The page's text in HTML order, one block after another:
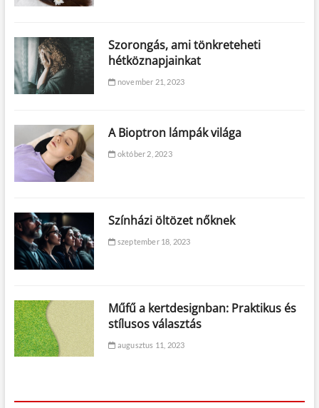
Szorongás, ami tönkreteheti
hétköznapjainkat
november 21, 2023
A Bioptron lámpák világa
október 2, 2023
Színházi öltözet nőknek
szeptember 18, 2023
Műfű a kertdesignban: Praktikus és
stílusos választás
augusztus 11, 2023